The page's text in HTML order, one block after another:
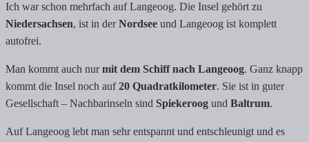
Ich war schon mehrfach auf Langeoog. Die Insel gehört zu
Niedersachsen, ist in derNordsee und Langeoog ist komplett
autofrei.
Man kommt auch nurmit dem Schiff nach Langeoog. Ganz knapp
kommt die Insel noch auf20 Quadratkilometer. Sie ist in guter
Gesellschaft – Nachbarinseln sind Spiekeroog und Baltrum.
Auf Langeoog lebt man sehr entspannt und entschleunigt und es